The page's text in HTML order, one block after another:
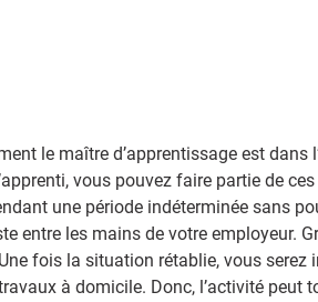
le maître d’apprentissage est dans
vous pouvez faire partie de
une période indéterminée sans
entre les mains de votre employeur.
fois la situation rétablie, vous serez
à domicile. Donc, l’activité peut